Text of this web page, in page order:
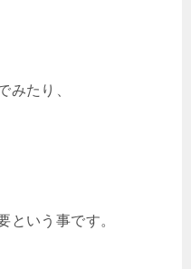
みたり、
という事です。